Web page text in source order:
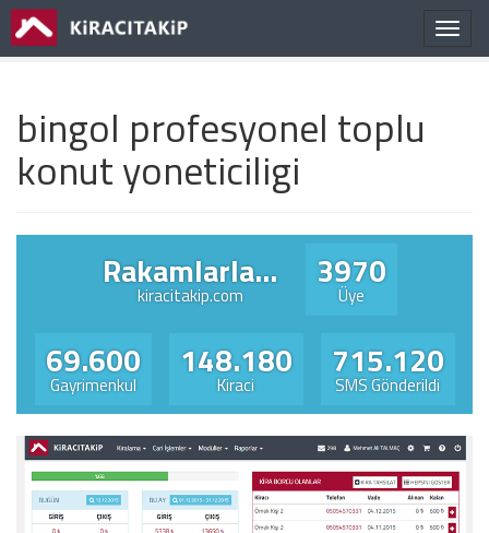
bingol profesyonel toplu
konut yoneticiligi
Rakamlarla...
kiracitakip.com
3970
Üye
69.600
Gayrimenkul
148.180
Kiraci
715.120
SMS Gönderildi